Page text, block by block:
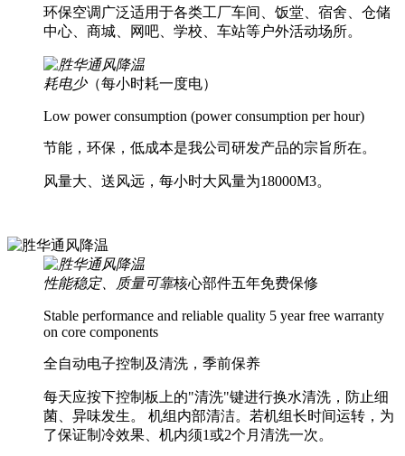
环保空调广泛适用于各类工厂车间、饭堂、宿舍、仓储
中心、商城、网吧、学校、车站等户外活动场所。
耗电少（每小时耗一度电）
Low power consumption (power consumption per hour)
节能，环保，低成本是我公司研发产品的宗旨所在。
风量大、送风远，每小时大风量为18000M3。
性能稳定、质量可靠核心部件五年免费保修
Stable performance and reliable quality 5 year free warranty
on core components
全自动电子控制及清洗，季前保养
每天应按下控制板上的"清洗"键进行换水清洗，防止细
菌、异味发生。 机组内部清洁。若机组长时间运转，为
了保证制冷效果、机内须1或2个月清洗一次。